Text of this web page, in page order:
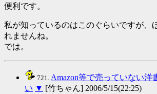
便利です。
私が知っているのはこのぐらいですが、
れませんね。
では。
721. Amazon等で売っていない洋
い ▼ [竹ちゃん] 2006/5/15(22:25)